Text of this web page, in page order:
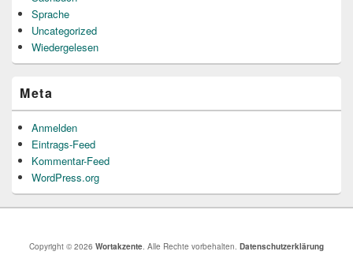
Sprache
Uncategorized
Wiedergelesen
Meta
Anmelden
Eintrags-Feed
Kommentar-Feed
WordPress.org
Copyright © 2026 Wortakzente. Alle Rechte vorbehalten. Datenschutzerklärung